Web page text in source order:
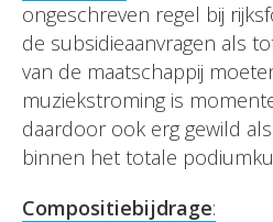
ongeschreven regel bij
de subsidieaanvragen als
van de maatschappij
muziekstroming is
daardoor ook erg gewild
binnen het totale
Compositiebijdrage: